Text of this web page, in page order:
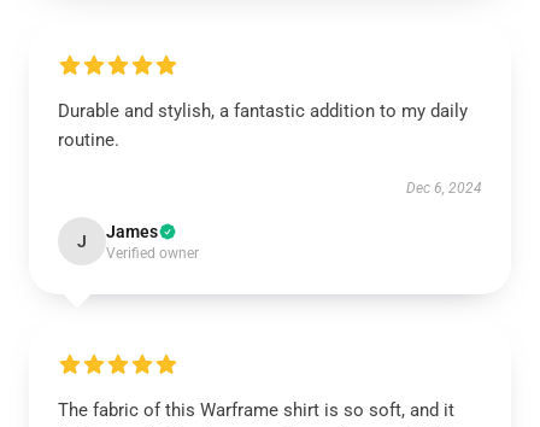
Durable and stylish, a fantastic addition to my daily
routine.
Dec 6, 2024
J James
Verified owner
The fabric of this Warframe shirt is so soft, and it